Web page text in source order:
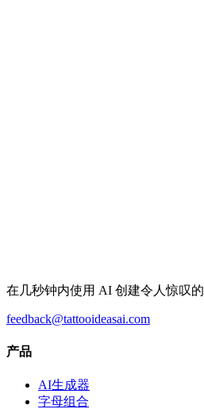
在几秒钟内使用 AI 创建令人惊叹的
feedback@tattooideasai.com
产品
AI生成器
字母组合